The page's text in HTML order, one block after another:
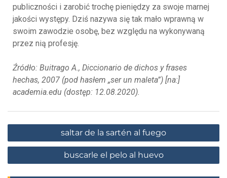
publiczności i zarobić trochę pieniędzy za swoje marnej
jakości występy. Dziś nazywa się tak mało wprawną w
swoim zawodzie osobę, bez względu na wykonywaną
przez nią profesję.
Źródło: Buitrago A., Diccionario de dichos y frases
hechas, 2007 (pod hasłem „ser un maleta”) [na:]
academia.edu (dostęp: 12.08.2020).
saltar de la sartén al fuego
buscarle el pelo al huevo